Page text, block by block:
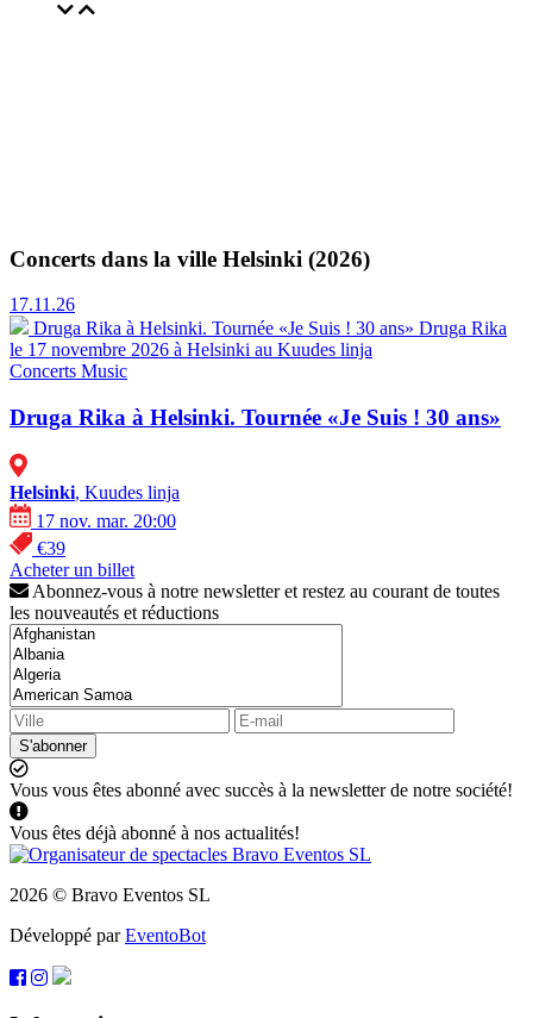
Concerts dans la ville Helsinki (2026)
17.11.26
Druga Rika à Helsinki. Tournée «Je Suis ! 30 ans» Druga Rika
le 17 novembre 2026 à Helsinki au Kuudes linja
Concerts Music
Druga Rika à Helsinki. Tournée «Je Suis ! 30 ans»
Helsinki, Kuudes linja
17 nov. mar. 20:00
€39
Acheter un billet
Abonnez-vous à notre newsletter et restez au courant de toutes
les nouveautés et réductions
S'abonner
Vous vous êtes abonné avec succès à la newsletter de notre société!
Vous êtes déjà abonné à nos actualités!
2026 © Bravo Eventos SL
Développé parEventoBot